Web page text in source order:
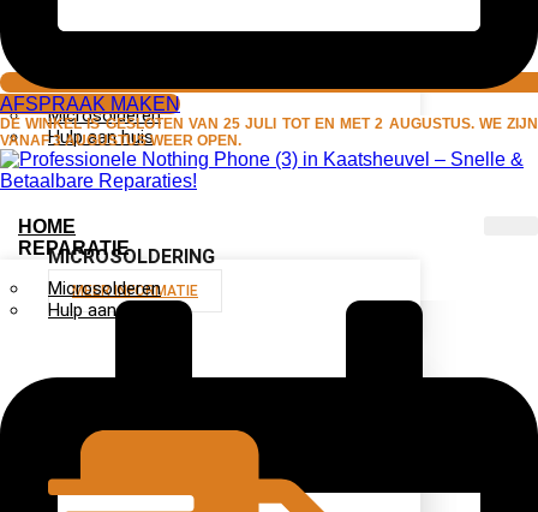
Microsolderen
Hulp aan huis
MICROSOLDERING
MEER INFORMATIE
AFSPRAAK MAKEN
DE WINKEL IS GESLOTEN VAN 25 JULI TOT EN MET 2 AUGUSTUS. WE ZIJN
VANAF 3 AUGUSTUS WEER OPEN.
HOME
REPARATIE
Microsolderen
Hulp aan huis
MICROSOLDERING